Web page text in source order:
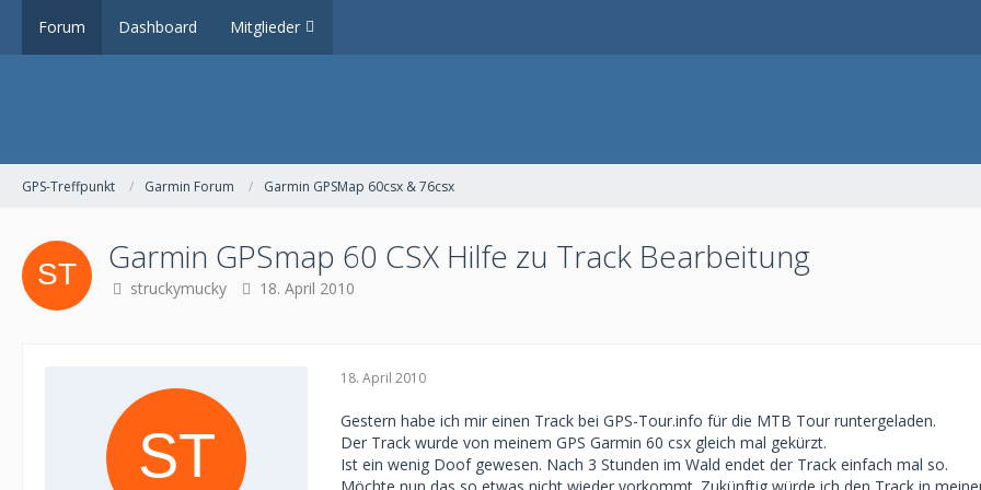
Forum Dashboard Mitglieder
GPS-Treffpunkt Garmin Forum Garmin GPSMap 60csx & 76csx
Garmin GPSmap 60 CSX Hilfe zu Track Bearbeitung
struckymucky 18. April 2010
18. April 2010
Gestern habe ich mir einen Track bei GPS-Tour.info für die MTB Tour runtergeladen.
Der Track wurde von meinem GPS Garmin 60 csx gleich mal gekürzt.
Ist ein wenig Doof gewesen. Nach 3 Stunden im Wald endet der Track einfach mal so.